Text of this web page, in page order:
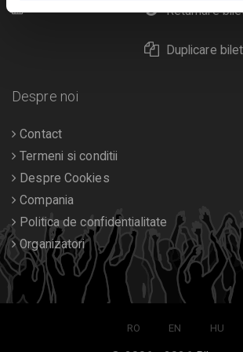
Returnare
Duplicare
Calendar
Despre noi
Contact
Termeni si conditii
Despre Cookies
Compania
Politica de confidentialitate
Organizatori
RO EN HU